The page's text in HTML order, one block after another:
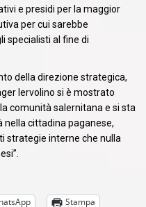
e presidi per la maggior
per cui sarebbe
specialisti al fine di
della direzione strategica,
Iervolino si è mostrato
comunità salernitana e si sta
nella cittadina paganese,
strategie interne che nulla
Stampa